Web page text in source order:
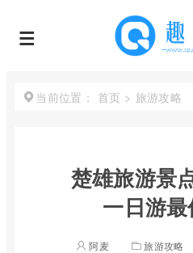
当前位置： 首页 > 旅游攻略
楚雄旅游景
一日游
阿麦 旅游攻略